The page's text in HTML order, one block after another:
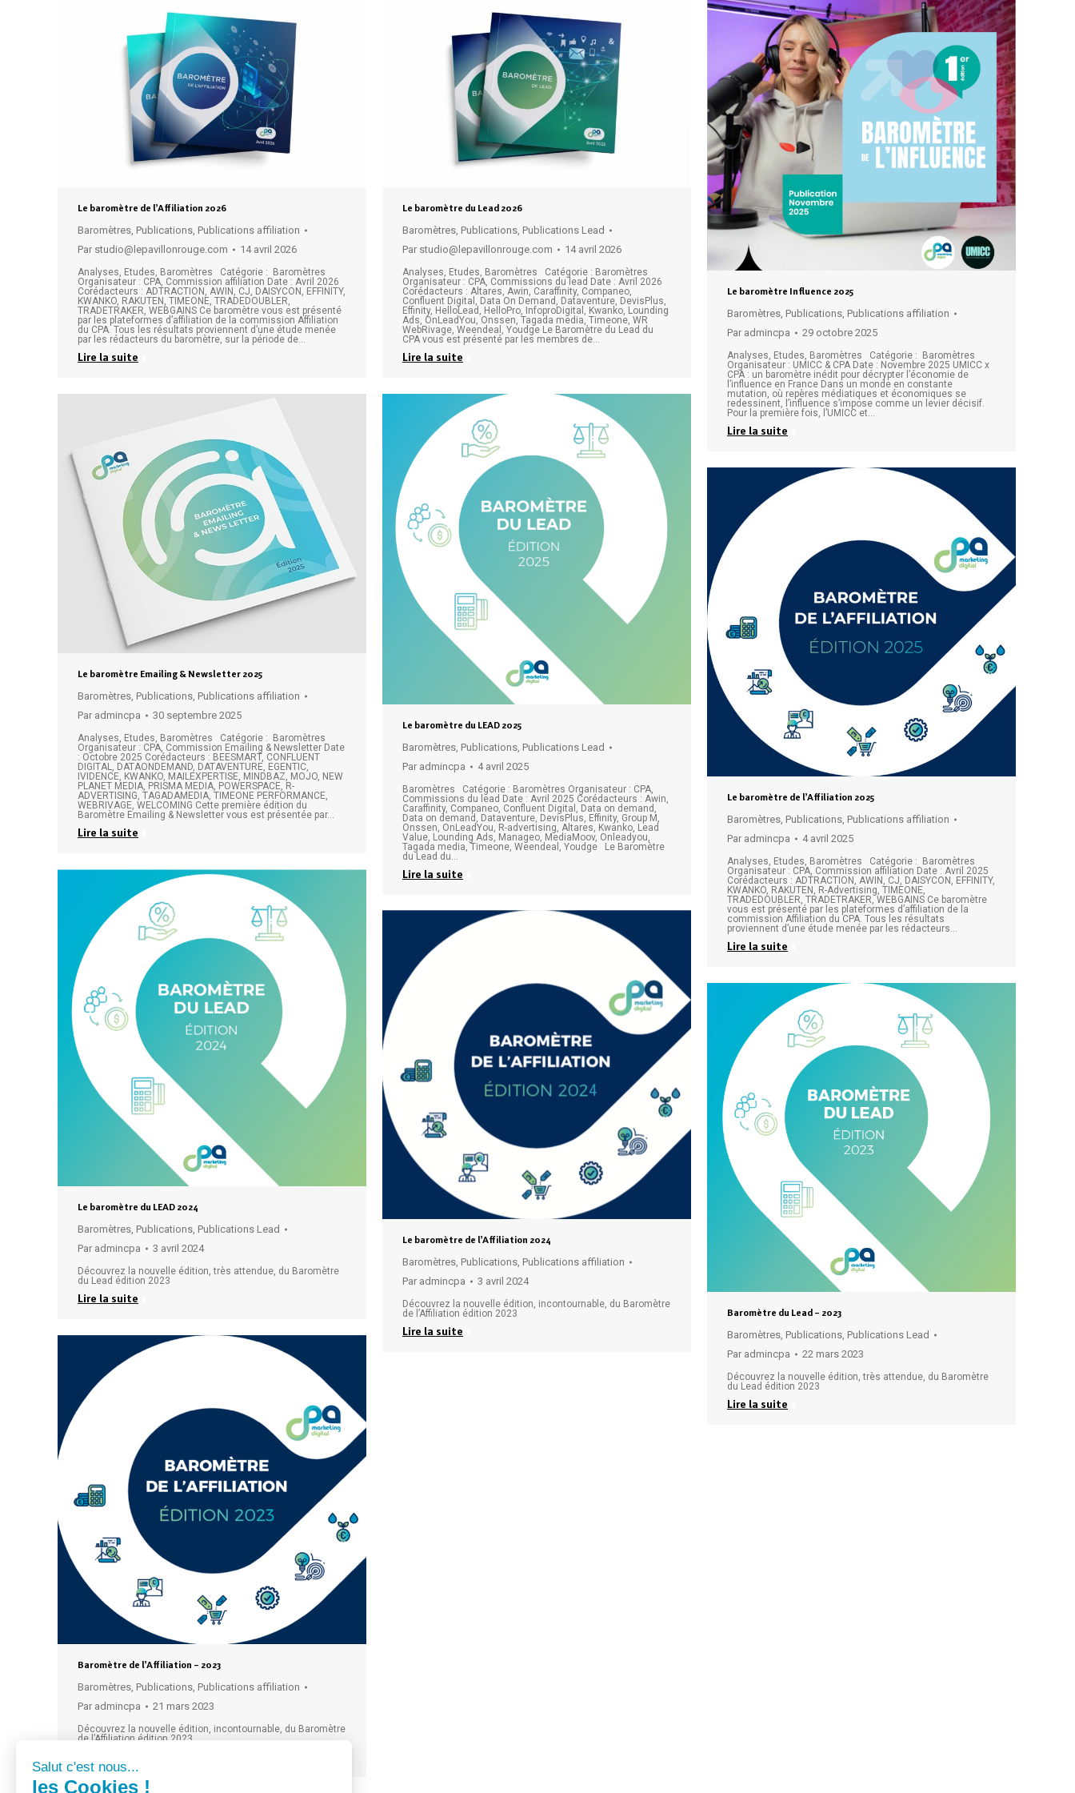
Le baromètre de l’Affiliation 2026
Baromètres, Publications, Publications affiliation
Par studio@lepavillonrouge.com 14 avril 2026
Analyses, Etudes, Baromètres Catégorie : Baromètres
Organisateur : CPA, Commission affiliation Date : Avril 2026
Corédacteurs : ADTRACTION, AWIN, CJ, DAISYCON, EFFINITY,
KWANKO, RAKUTEN, TIMEONE, TRADEDOUBLER,
TRADETRAKER, WEBGAINS Ce baromètre vous est présenté
par les plateformes d’affiliation de la commission Affiliation
du CPA. Tous les résultats proviennent d’une étude menée
par les rédacteurs du baromètre, sur la période de…
Lire la suite
Le baromètre du Lead 2026
Baromètres, Publications, Publications Lead
Par studio@lepavillonrouge.com 14 avril 2026
Analyses, Etudes, Baromètres Catégorie : Baromètres
Organisateur : CPA, Commissions du lead Date : Avril 2026
Corédacteurs : Altares, Awin, Caraffinity, Companeo,
Confluent Digital, Data On Demand, Dataventure, DevisPlus,
Effinity, HelloLead, HelloPro, InfoproDigital, Kwanko, Lounding
Ads, OnLeadYou, Onssen, Tagada media, Timeone, WR
WebRivage, Weendeal, Youdge Le Baromètre du Lead du
CPA vous est présenté par les membres de…
Lire la suite
Le baromètre Influence 2025
Baromètres, Publications, Publications affiliation
Par admincpa 29 octobre 2025
Analyses, Etudes, Baromètres Catégorie : Baromètres
Organisateur : UMICC & CPA Date : Novembre 2025 UMICC x
CPA : un baromètre inédit pour décrypter l’économie de
l’influence en France Dans un monde en constante
mutation, où repères médiatiques et économiques se
redessinent, l’influence s’impose comme un levier décisif.
Pour la première fois, l’UMICC et…
Lire la suite
Le baromètre Emailing & Newsletter 2025
Baromètres, Publications, Publications affiliation
Par admincpa 30 septembre 2025
Analyses, Etudes, Baromètres Catégorie : Baromètres
Organisateur : CPA, Commission Emailing & Newsletter Date
: Octobre 2025 Corédacteurs : BEESMART, CONFLUENT
DIGITAL, DATAONDEMAND, DATAVENTURE, EGENTIC,
IVIDENCE, KWANKO, MAILEXPERTISE, MINDBAZ, MOJO, NEW
PLANET MEDIA, PRISMA MEDIA, POWERSPACE, R-
ADVERTISING, TAGADAMEDIA, TIMEONE PERFORMANCE,
WEBRIVAGE, WELCOMING Cette première édition du
Baromètre Emailing & Newsletter vous est présentée par…
Lire la suite
Le baromètre du LEAD 2025
Baromètres Publications Publications Lead
Par admincpa 4 avril 2025
Baromètres Catégorie : Baromètres Organisateur : CPA,
Commissions du lead Date : Avril 2025 Corédacteurs : Awin,
Caraffinity, Companeo, Confluent Digital, Data on demand,
Data on demand, Dataventure, DevisPlus, Effinity, Group M,
Onssen, OnLeadYou, R-advertising, Altares, Kwanko, Lead
Value, Lounding Ads, Manageo, MediaMoov, Onleadyou,
Tagada media, Timeone, Weendeal, Youdge Le Baromètre
du Lead du…
Lire la suite
Le baromètre de l’Affiliation 2025
Baromètres, Publications, Publications affiliation
Par admincpa 4 avril 2025
Analyses, Etudes, Baromètres Catégorie : Baromètres
Organisateur : CPA, Commission affiliation Date : Avril 2025
Corédacteurs : ADTRACTION, AWIN, CJ, DAISYCON, EFFINITY,
KWANKO, RAKUTEN, R-Advertising, TIMEONE,
TRADEDOUBLER, TRADETRAKER, WEBGAINS Ce baromètre
vous est présenté par les plateformes d’affiliation de la
commission Affiliation du CPA. Tous les résultats
proviennent d’une étude menée par les rédacteurs…
Lire la suite
Le baromètre du LEAD 2024
Baromètres, Publications, Publications Lead
Par admincpa 3 avril 2024
Découvrez la nouvelle édition, très attendue, du Baromètre
du Lead édition 2023
Lire la suite
Le baromètre de l’Affiliation 2024
Baromètres, Publications, Publications affiliation
Par admincpa 3 avril 2024
Découvrez la nouvelle édition, incontournable, du Baromètre
de l’Affiliation édition 2023
Lire la suite
Baromètre du Lead – 2023
Baromètres, Publications, Publications Lead
Par admincpa 22 mars 2023
Découvrez la nouvelle édition, très attendue, du Baromètre
du Lead édition 2023
Lire la suite
Baromètre de l’Affiliation – 2023
Baromètres, Publications, Publications affiliation
Par admincpa 21 mars 2023
Découvrez la nouvelle édition, incontournable, du Baromètre
de l’Affiliation édition 2023
Salut c'est nous...
les Cookies !